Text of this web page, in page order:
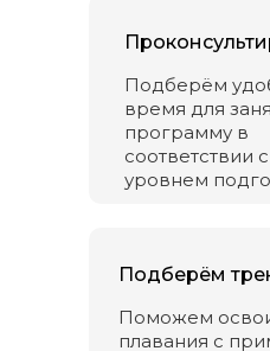
Подберём
Поможем
плавания с
Подберём
время для
программу в
соответствии
уровнем